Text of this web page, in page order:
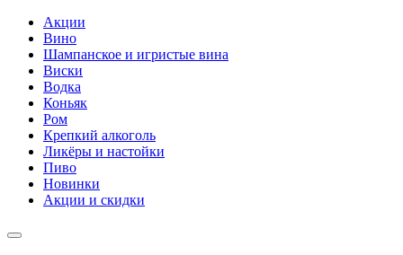
Акции
Вино
Шампанское и игристые вина
Виски
Водка
Коньяк
Ром
Крепкий алкоголь
Ликёры и настойки
Пиво
Новинки
Акции и скидки